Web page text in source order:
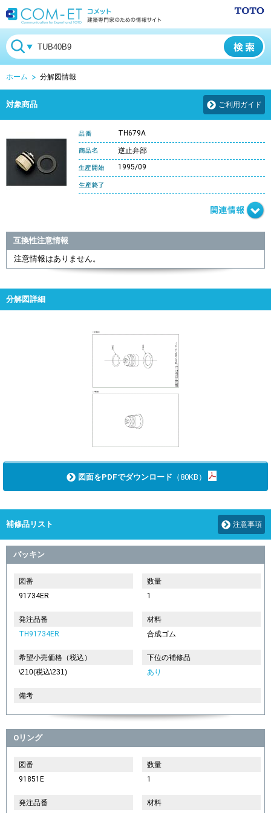
ホーム 分解図情報
対象商品 ご利用ガイド
TH679A
逆止弁部
1995/09
互換性注意情報
注意情報はありません。
分解図詳細
図面をPDFでダウンロード （80KB）
補修品リスト 注意事項
パッキン
図番
91734ER
数量
1
発注品番
TH91734ER
材料
合成ゴム
希望小売価格（税込）
\210(税込\231)
下位の補修品
あり
備考
Oリング
図番
91851E
数量
1
発注品番
材料